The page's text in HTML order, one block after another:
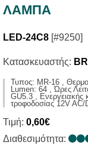
ΛΑΜΠΑ
LED-24C8 [#9250]
Κατασκευαστής:
Τυπος: MR-16 ,
Lumen: 64 , Ώρες
GU5.3 , Ενεργειακής
τροφοδοσίας 12V
Τιμή: 0,60€
Διαθεσιμότητα: